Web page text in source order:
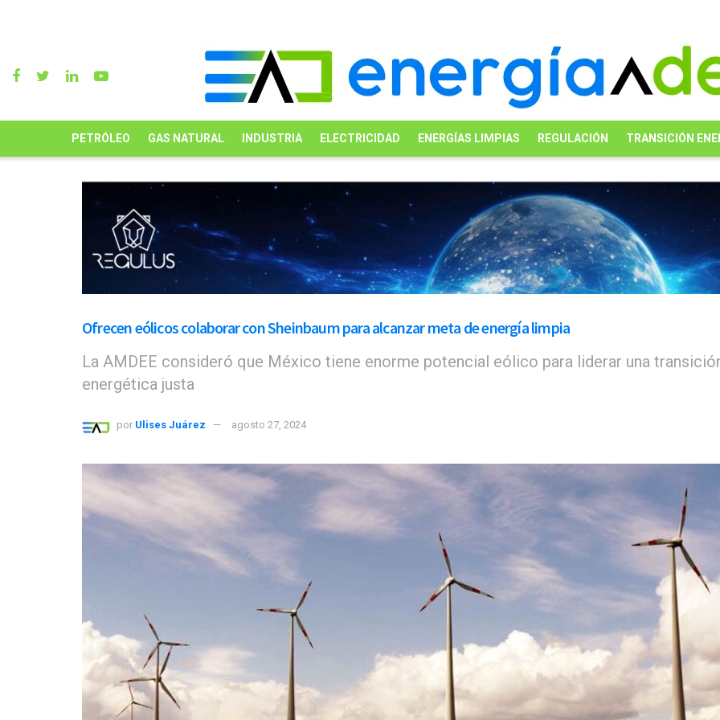
PETRÓLEO GAS NATURAL INDUSTRIA ELECTRICIDAD ENERGÍAS LIMPIAS REGULACIÓN TRANSICIÓN
Ofrecen eólicos colaborar con Sheinbaum para alcanzar meta de energía limpia
La AMDEE consideró que México tiene enorme potencial eólico para liderar una
energética justa
por Ulises Juárez agosto 27, 2024